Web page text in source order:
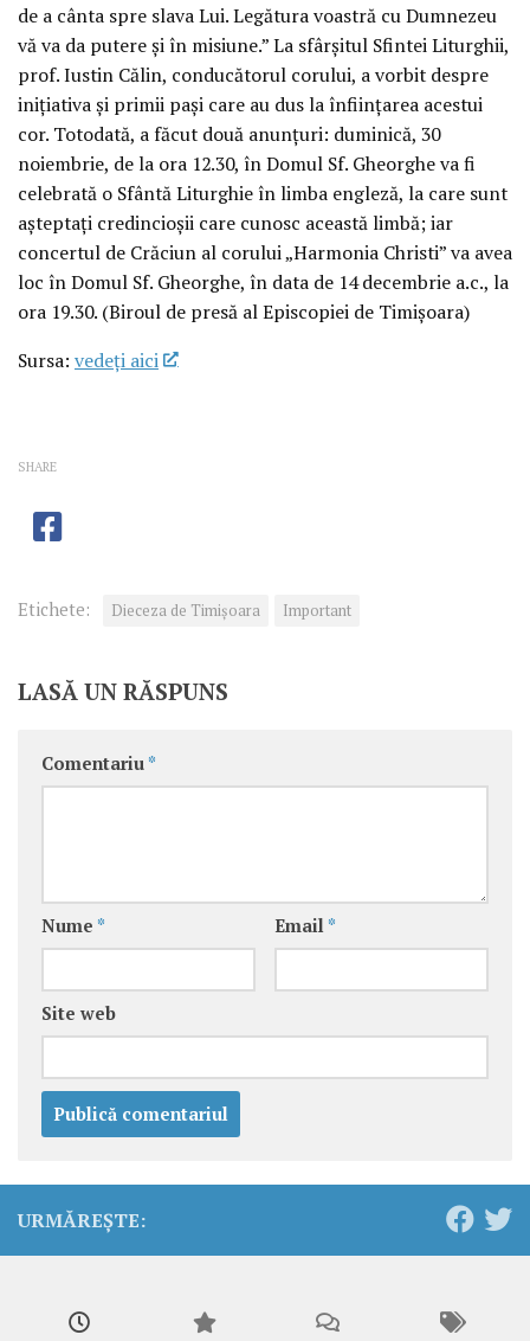
de a cânta spre slava Lui. Legătura voastră cu Dumnezeu
vă va da putere și în misiune.” La sfârșitul Sfintei Liturghii,
prof. Iustin Călin, conducătorul corului, a vorbit despre
inițiativa și primii pași care au dus la înființarea acestui
cor. Totodată, a făcut două anunțuri: duminică, 30
noiembrie, de la ora 12.30, în Domul Sf. Gheorghe va fi
celebrată o Sfântă Liturghie în limba engleză, la care sunt
așteptați credincioșii care cunosc această limbă; iar
concertul de Crăciun al corului „Harmonia Christi” va avea
loc în Domul Sf. Gheorghe, în data de 14 decembrie a.c., la
ora 19.30. (Biroul de presă al Episcopiei de Timișoara)
Sursa: vedeţi aici
SHARE
Etichete: Dieceza de Timișoara Important
LASĂ UN RĂSPUNS
Comentariu *
Nume * Email *
Site web
URMĂREȘTE: